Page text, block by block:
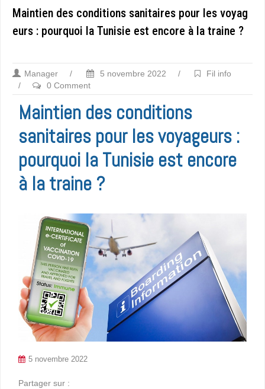
Maintien des conditions sanitaires pour les voyag
eurs : pourquoi la Tunisie est encore à la traine ?
Manager / 5 novembre 2022 /
Fil info
/
0 Comment
Maintien des conditions
sanitaires pour les voyageurs :
pourquoi la Tunisie est encore
à la traine ?
5 novembre 2022
Partager sur :